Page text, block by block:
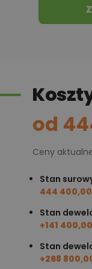
wygodną i
który może
gościnnego lub
pozwala
części
Strych i
swoboda
Jednym z
zaplecze
od
Ceny
Stan
444 400,00
Stan
+141
Stan
+268